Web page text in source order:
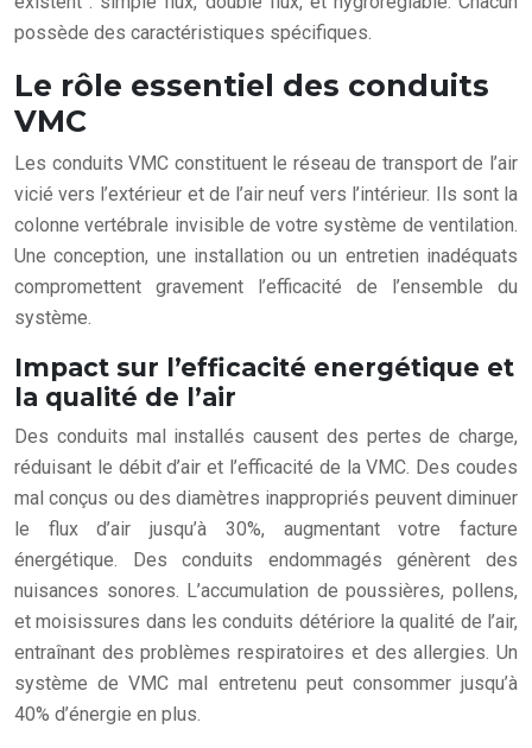
possède des caractéristiques spécifiques.
Le rôle essentiel des conduits
VMC
Les conduits VMC constituent le réseau de transport de l’air
vicié vers l’extérieur et de l’air neuf vers l’intérieur. Ils sont la
colonne vertébrale invisible de votre système de ventilation.
Une conception, une installation ou un entretien inadéquats
compromettent gravement l’efficacité de l’ensemble du
système.
Impact sur l’efficacité energétique et
la qualité de l’air
Des conduits mal installés causent des pertes de charge,
réduisant le débit d’air et l’efficacité de la VMC. Des coudes
mal conçus ou des diamètres inappropriés peuvent diminuer
le flux d’air jusqu’à 30%, augmentant votre facture
énergétique. Des conduits endommagés génèrent des
nuisances sonores. L’accumulation de poussières, pollens,
et moisissures dans les conduits détériore la qualité de l’air,
entraînant des problèmes respiratoires et des allergies. Un
système de VMC mal entretenu peut consommer jusqu’à
40% d’énergie en plus.